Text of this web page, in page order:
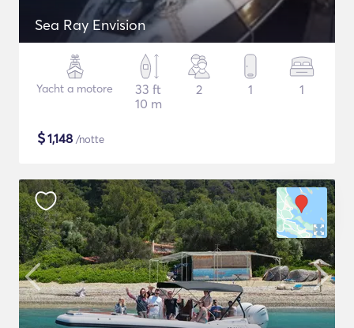
Sea Ray Envision
Yacht a motore
33 ft
10 m
2 1 1
$1,148 /notte